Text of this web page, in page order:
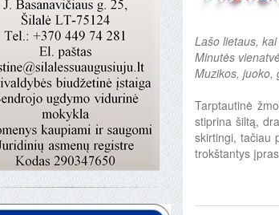
Lašo lietaus, kai
Minutės
Muzikos, juoko,
Tarptautinė
stiprina šiltą,
skirtingi, tačiau
trokštantys